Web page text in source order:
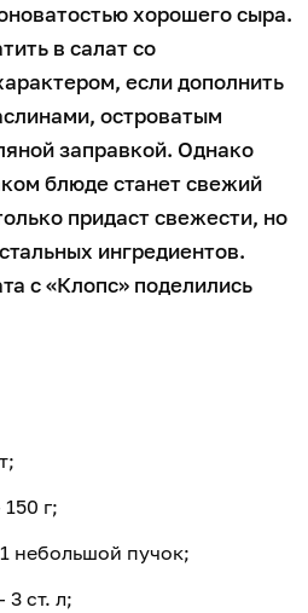
хорошего сыра.
в салат со
если дополнить
островатым
заправкой. Однако
блюде станет свежий
придаст свежести, но
ингредиентов.
с «Клопс» поделились
г;
небольшой пучок;
ст. л;